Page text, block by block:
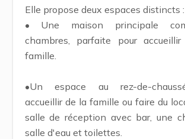
Elle propose deux espaces distincts :
• Une maison principale
chambres, parfaite pour
famille.
•Un espace au rez-de-
accueillir de la famille ou faire du
salle de réception avec bar, une
salle d'eau et toilettes.